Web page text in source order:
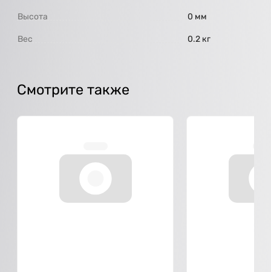
Высота 0 мм
Вес 0.2 кг
Смотрите также